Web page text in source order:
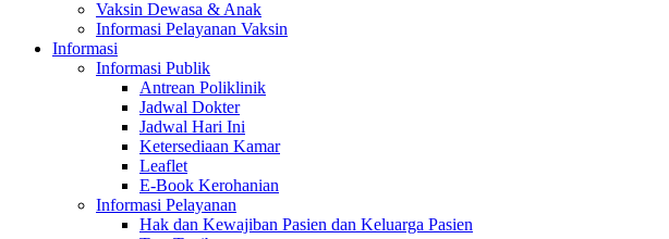
Vaksin Dewasa & Anak
Informasi Pelayanan Vaksin
Informasi
Informasi Publik
Antrean Poliklinik
Jadwal Dokter
Jadwal Hari Ini
Ketersediaan Kamar
Leaflet
E-Book Kerohanian
Informasi Pelayanan
Hak dan Kewajiban Pasien dan Keluarga Pasien